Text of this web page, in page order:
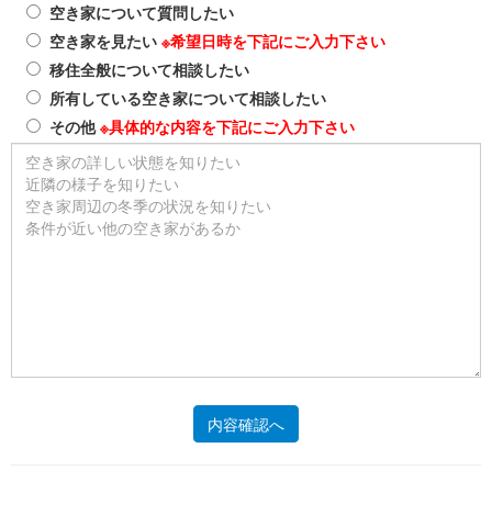
空き家について質問したい
空き家を見たい ※希望日時を下記にご入力下さい
移住全般について相談したい
所有している空き家について相談したい
その他※具体的な内容を下記にご入力下さい